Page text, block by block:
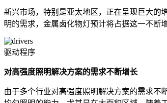
新兴市场，特别是亚太地区，正在呈现巨大的
明的需求，金属卤化物灯预计将占据这一不断
驱动程序
对高强度照明解决方案的需求不断增长
由于多个行业对高强度照明解决方案的需求不